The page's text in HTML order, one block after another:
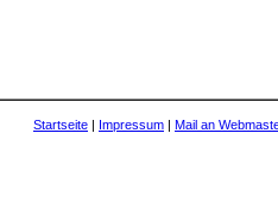
Startseite Impressum Mail an